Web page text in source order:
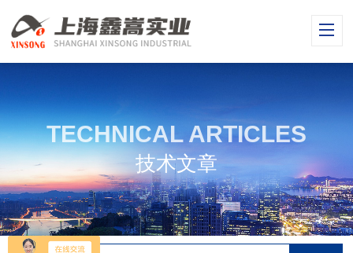
TECHNICAL ARTICLES
技术文章